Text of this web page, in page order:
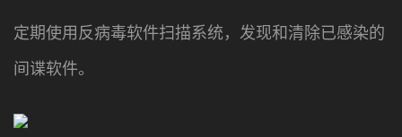
定期使用反病毒软件扫描系统，发现和清除已感染的
间谍软件。